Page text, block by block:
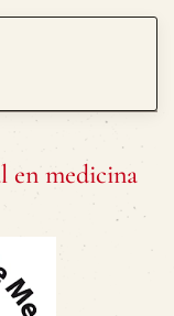
en medicina